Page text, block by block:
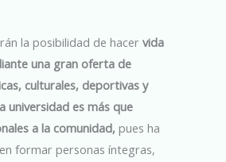
la posibilidad de hacervida
una gran oferta de
culturales, deportivas y
universidad es más que
a la comunidad, pues ha
formar personas íntegras,